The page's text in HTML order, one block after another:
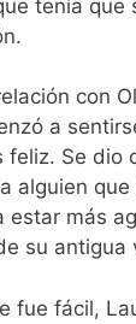
tenía que
con
a
feliz. Se dio
alguien
estar más
su antigua
fue fácil,